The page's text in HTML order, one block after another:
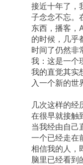
接近十年了，
子念念不忘。
东西，播客，
的时候，几乎
时间了仍然非
我：这是一个
我的直觉其实
入一个新的世
几次这样的经
在很早就接触
当我经由自己
一个已经走在
相信我的人，
脑里已经看到